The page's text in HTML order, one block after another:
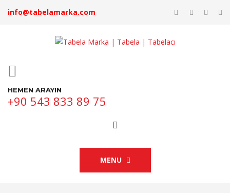
info@tabelamarka.com
HEMEN ARAYIN
+90 543 833 89 75
MENU